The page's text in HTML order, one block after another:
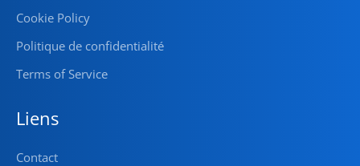
Cookie Policy
Politique de confidentialité
Terms of Service
Liens
Contact